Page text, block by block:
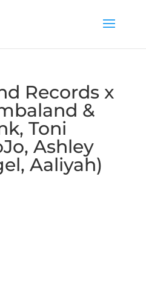
Records x
&
Toni
Ashley
Aaliyah)